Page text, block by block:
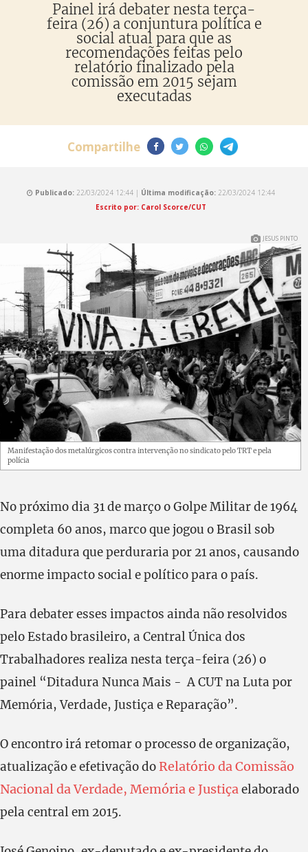
Painel irá debater nesta terça-
feira (26) a conjuntura política e
social atual para que as
recomendações feitas pelo
relatório finalizado pela
comissão em 2015 sejam
executadas
Compartilhe
Publicado: 22/03/2024 12:44 | Última modificação: 22/03/2024 12:44
Escrito por: Carol Scorce/CUT
JESUS PINTO
Manifestação dos metalúrgicos contra intervenção no sindicato pelo TRT e pela
polícia
No próximo dia 31 de março o Golpe Militar de 1964
completa 60 anos, marco que jogou o Brasil sob
uma ditadura que perduraria por 21 anos, causando
enorme impacto social e político para o país.
Para debater esses impactos ainda não resolvidos
pelo Estado brasileiro, a Central Única dos
Trabalhadores realiza nesta terça-feira (26) o
painel “Ditadura Nunca Mais - A CUT na Luta por
Memória, Verdade, Justiça e Reparação”.
O encontro irá retomar o processo de organização,
atualização e efetivação doRelatório da Comissão
Nacional da Verdade, Memória e Justiçaelaborado
pela central em 2015.